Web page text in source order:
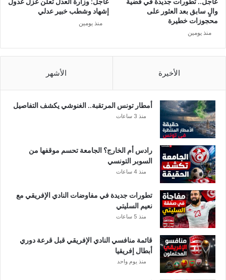
ه
والٍ سابق بعد العثور على
محجوزات خطيرة
منذ يومين
إشهاد وشطب خبير عدلي
منذ يومين
الأخيرة الأشهر
أمطار تونس المرتقبة.. الغنوشي يكشف التفاصيل
منذ 3 ساعات
رادس أم الخارج؟ الجامعة تحسم موقفها من
السوبر التونسي
منذ 4 ساعات
تطورات جديدة في مفاوضات النادي الإفريقي مع
نعيم السليتي
منذ 5 ساعات
قائمة منافسي النادي الإفريقي قبل قرعة دوري
أبطال إفريقيا
منذ يوم واحد